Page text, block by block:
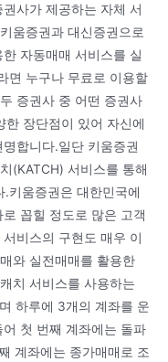
사가 제공하는 자체 서
움증권과 대신증권으로
자동매매 서비스를 실
면 누구나 무료로 이용할
증권사 중 어떤 증권사
한 장단점이 있어 자신에
합니다.일단 키움증권
(KATCH) 서비스를 통해
키움증권은 대한민국에
꼽힐 정도로 많은 고객
비스의 구현도 매우 이
와 실전매매를 활용한
치 서비스를 사용하는
하루에 3개의 계좌를 운
첫 번째 계좌에는 돌파
계좌에는 종가매매로 조